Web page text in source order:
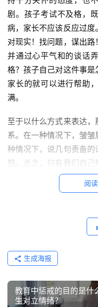
首
页
创
意
悟
理
从
教
记
剧。孩子考试不及格，
病，家长不应该反应过
对现实！找问题，谋出路
并通过心平气和的谈话
格？孩子自己对这件事
家长的就可以进行帮助
满。
至于以什么方式来表达
系。在一种情况下，皱
种情况下，说几句责备
怒。总之，只有我们自
影响我们的孩子，就采
有任何不安，那怎么办
境，也不会无所作为地
反应二、先表示同情进
法
阅
生成海报
教育中惩戒的目的是什
生对立情绪？